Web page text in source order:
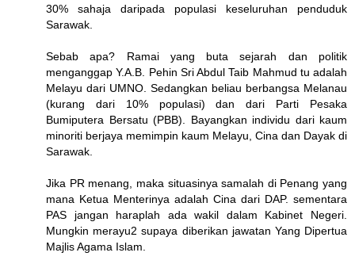
30% sahaja daripada populasi keseluruhan penduduk
Sarawak.
Sebab apa? Ramai yang buta sejarah dan politik
menganggap Y.A.B. Pehin Sri Abdul Taib Mahmud tu adalah
Melayu dari UMNO. Sedangkan beliau berbangsa Melanau
(kurang dari 10% populasi) dan dari Parti Pesaka
Bumiputera Bersatu (PBB). Bayangkan individu dari kaum
minoriti berjaya memimpin kaum Melayu, Cina dan Dayak di
Sarawak.
Jika PR menang, maka situasinya samalah di Penang yang
mana Ketua Menterinya adalah Cina dari DAP. sementara
PAS jangan haraplah ada wakil dalam Kabinet Negeri.
Mungkin merayu2 supaya diberikan jawatan Yang Dipertua
Majlis Agama Islam.